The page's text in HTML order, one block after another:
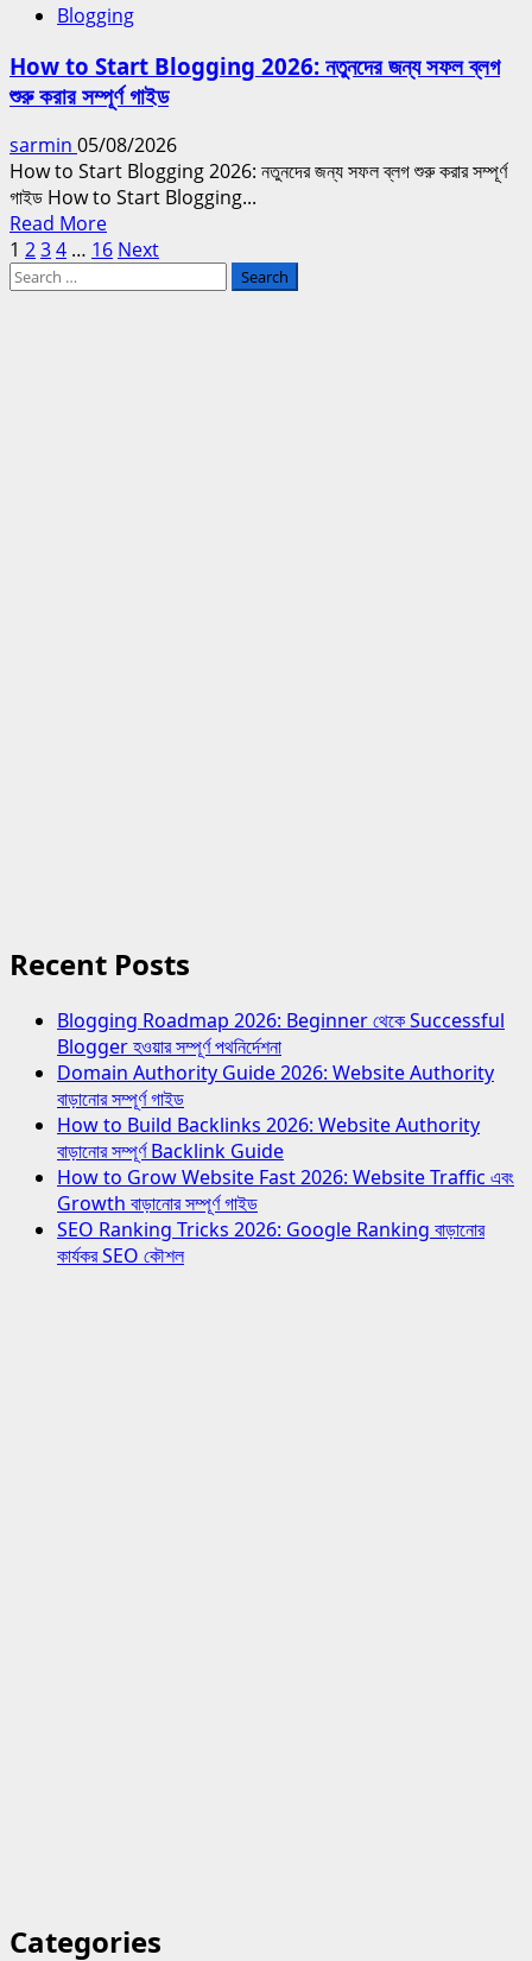
Ideas
সফল
Blog
করার
জন্য
সবচেয়ে
লাভজনক
Niche
Blogging
How to Start Blogging 2026: নতুনদের জন্য সফল ব্লগ
শুরু করার সম্পূর্ণ গাইড
sarmin 05/08/2026
How to Start Blogging 2026: নতুনদের জন্য সফল ব্লগ শুরু করার সম্পূর্ণ
গাইড How to Start Blogging...
Read MoreRead
more
Posts
pagination
1 234 … 16 Next
Search
Recent Posts
Blogging Roadmap 2026: Beginner থেকে Successful
Blogger হওয়ার সম্পূর্ণ পথনির্দেশনা
Domain Authority Guide 2026: Website Authority
বাড়ানোর সম্পূর্ণ গাইড
How to Build Backlinks 2026: Website Authority
বাড়ানোর সম্পূর্ণ Backlink Guide
How to Grow Website Fast 2026: Website Traffic এবং
Growth বাড়ানোর সম্পূর্ণ গাইড
SEO Ranking Tricks 2026: Google Ranking বাড়ানোর
কার্যকর SEO কৌশল
Categories